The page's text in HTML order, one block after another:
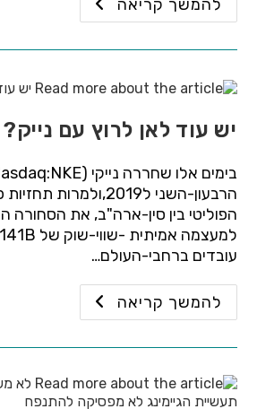
להמשך קריאה
יש עוד לאן לרוץ עם נייק?
הרבעון-השני
הפוליטי בין סין-ארה"ב, את הסחורה
עובדים ברחבי-העולם…
להמשך קריאה